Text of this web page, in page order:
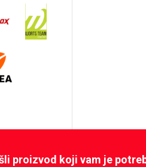
proizvod koji vam je